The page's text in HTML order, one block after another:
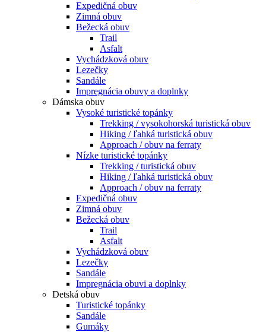
Expedičná obuv
Zimná obuv
Bežecká obuv
Trail
Asfalt
Vychádzková obuv
Lezečky
Sandále
Impregnácia obuvy a doplnky
Dámska obuv
Vysoké turistické topánky
Trekking / vysokohorská turistická obuv
Hiking / ľahká turistická obuv
Approach / obuv na ferraty
Nízke turistické topánky
Trekking / turistická obuv
Hiking / ľahká turistická obuv
Approach / obuv na ferraty
Expedičná obuv
Zimná obuv
Bežecká obuv
Trail
Asfalt
Vychádzková obuv
Lezečky
Sandále
Impregnácia obuvi a doplnky
Detská obuv
Turistické topánky
Sandále
Gumáky